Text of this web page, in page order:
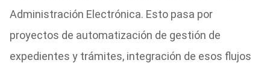
Administración Electrónica. Esto pasa por
proyectos de automatización de gestión de
expedientes y trámites, integración de esos flujos